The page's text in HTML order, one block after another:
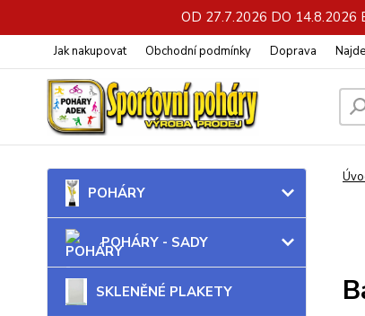
OD 27.7.2026 DO 14.8.2026
Jak nakupovat Obchodní podmínky Doprava
POHÁRY
POHÁRY - SADY
SKLENĚNÉ PLAKETY